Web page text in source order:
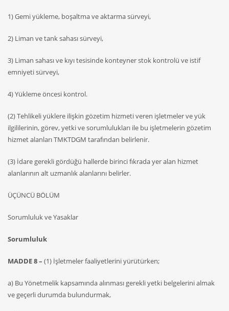
1) Gemi yükleme, boşaltma ve aktarma sürveyi,
2) Liman ve tank sahası sürveyi,
3) Liman sahası ve kıyı tesisinde konteyner stok kontrolü ve istif
emniyeti sürveyi,
4) Yükleme öncesi kontrol.
(2) Tehlikeli yüklere ilişkin gözetim hizmeti veren işletmeler ve yük
ilgililerinin, görev, yetki ve sorumlulukları ile bu işletmelerin gözetim
hizmet alanları TMKTDGM tarafından belirlenir.
(3) İdare gerekli gördüğü hallerde birinci fıkrada yer alan hizmet
alanlarının alt uzmanlık alanlarını belirler.
ÜÇÜNCÜ BÖLÜM
Sorumluluk ve Yasaklar
Sorumluluk
MADDE 8 – (1) İşletmeler faaliyetlerini yürütürken;
a) Bu Yönetmelik kapsamında alınması gerekli yetki belgelerini almak
ve geçerli durumda bulundurmak,